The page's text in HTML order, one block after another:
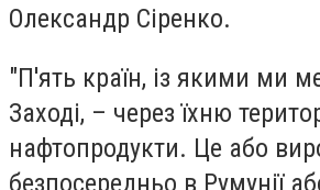
Олександр Сіренко.
"П'ять країн, із якими ми
Заході, – через їхню
нафтопродукти. Це або
безпосередньо в Румунії